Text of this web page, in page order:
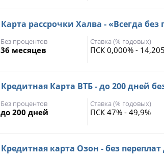
Карта рассрочки Халва - «Всегда без
Без процентов
36 месяцев
Ставка (% годовых)
ПСК 0,000% -
Кредитная Карта ВТБ - до 200 дней
Без процентов
до 200 дней
Ставка (% годовых)
ПСК 47% - 49,9%
Кредитная карта Озон - без переплат